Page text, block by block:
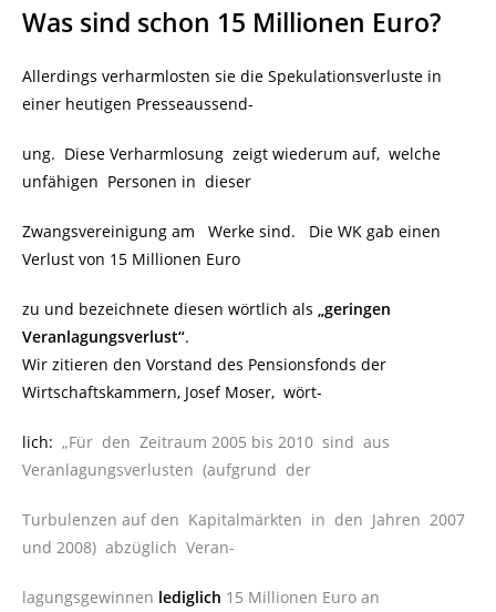
Was sind schon 15 Millionen Euro?
Allerdings verharmlosten sie die Spekulationsverluste in
einer heutigen Presseaussend-
ung. Diese Verharmlosung zeigt wiederum auf, welche
unfähigen Personen in dieser
Zwangsvereinigung am Werke sind. Die WK gab einen
Verlust von 15 Millionen Euro
zu und bezeichnete diesen wörtlich als „geringen
Veranlagungsverlust“.
Wir zitieren den Vorstand des Pensionsfonds der
Wirtschaftskammern, Josef Moser, wört-
lich: „Für den Zeitraum 2005 bis 2010 sind aus
Veranlagungsverlusten (aufgrund der
Turbulenzen auf den Kapitalmärkten in den Jahren 2007
und 2008) abzüglich Veran-
lagungsgewinnen lediglich 15 Millionen Euro an